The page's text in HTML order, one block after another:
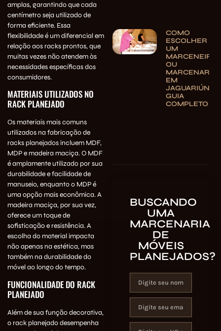
amplas, garantindo que cada
centímetro seja utilizado de
forma eficiente. Essa
flexibilidade é um diferencial em
relação aos racks prontos, que
muitas vezes não atendem às
necessidades específicas dos
consumidores.
MATERIAIS UTILIZADOS NO
RACK PLANEJADO
Os materiais mais comuns
utilizados na fabricação de
racks planejados incluem MDF,
MDP e madeira maciça. O MDF
é amplamente utilizado por sua
durabilidade e facilidade de
manuseio, enquanto o MDP é
uma opção mais econômica. A
madeira maciça, por sua vez,
oferece um toque de
sofisticação e resistência. A
escolha do material impacta
não apenas na estética, mas
também na durabilidade do
móvel ao longo do tempo.
FUNCIONALIDADE DO RACK
PLANEJADO
Além de sua função decorativa,
o rack planejado desempenha
COMO
ESCOLHER
UM
MARCENEIRO
OU
MARCENARIA
EM
JAGUARIÚNA:
GUIA
COMPLETO
BUSCANDO
UMA
MARCENARIA
DE
MÓVEIS
PLANEJADOS?